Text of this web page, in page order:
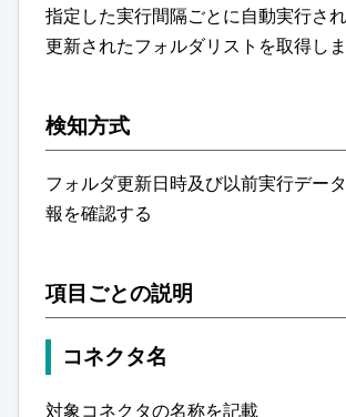
指定した実行間隔ごとに自動実行さ
更新されたフォルダリストを取得しま
検知方式
フォルダ更新日時及び以前実行デー
報を確認する
項目ごとの説明
コネクタ名
対象コネクタの名称を記載